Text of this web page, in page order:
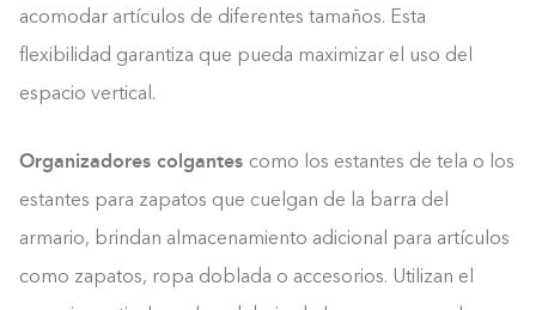
acomodar artículos de diferentes tamaños. Esta
flexibilidad garantiza que pueda maximizar el uso del
espacio vertical.
Organizadores colgantes como los estantes de tela o los
estantes para zapatos que cuelgan de la barra del
armario, brindan almacenamiento adicional para artículos
como zapatos, ropa doblada o accesorios. Utilizan el